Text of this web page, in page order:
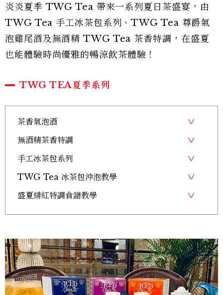
炎炎夏季 TWG Tea 帶來一系列夏日茶盛宴，由
TWG Tea 手工冰茶包系列、TWG Tea 尊爵氣
泡雞尾酒及無酒精 TWG Tea 茶香特調，在盛夏
也能體驗時尚優雅的暢涼飲茶體驗！
TWG TEA夏季系列
茶香氣泡酒
無酒精茶香特調
手工冰茶包系列
TWG Tea 冰茶包沖泡教學
盛夏緋紅特調食譜教學